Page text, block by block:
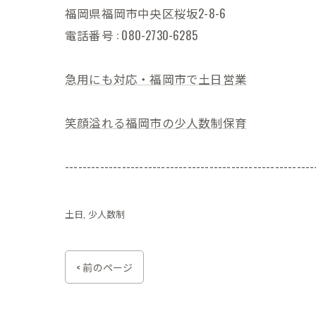
福岡県福岡市中央区桜坂2-8-6
電話番号 : 080-2730-6285
急用にも対応・福岡市で土日営業
笑顔溢れる福岡市の少人数制保育
土日 少人数制
< 前のページ